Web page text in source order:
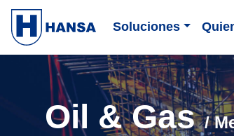
Soluciones
Oil & Gas/